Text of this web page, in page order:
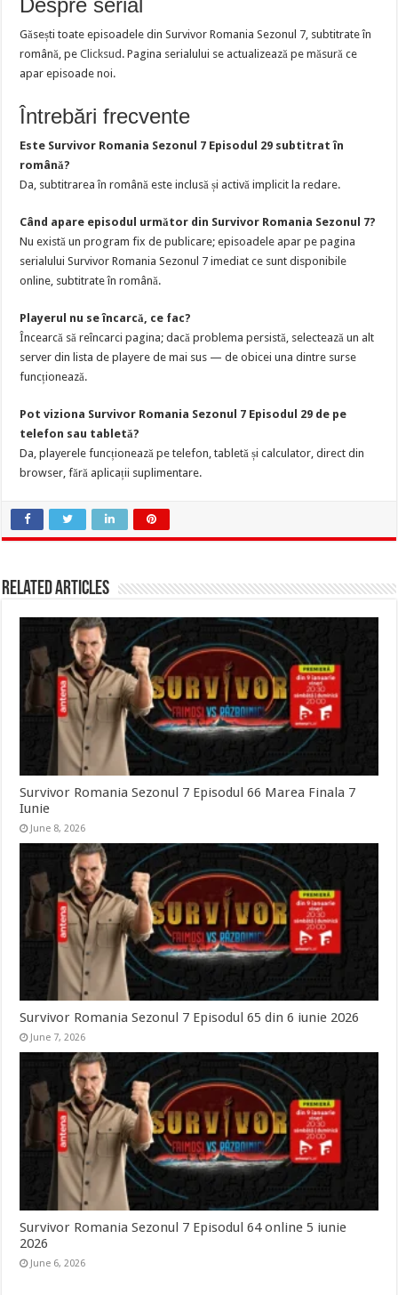
Despre serial
Găsești toate episoadele din Survivor Romania Sezonul 7, subtitrate în
română, peClicksud . Pagina serialului se actualizează pe măsură ce
apar episoade noi.
Întrebări frecvente
Este Survivor Romania Sezonul 7 Episodul 29 subtitrat în
română?
Da, subtitrarea în română este inclusă și activă implicit la redare.
Când apare episodul următor din Survivor Romania Sezonul 7?
Nu există un program fix de publicare; episoadele apar pe pagina
serialului Survivor Romania Sezonul 7 imediat ce sunt disponibile
online, subtitrate în română.
Playerul nu se încarcă, ce fac?
Încearcă să reîncarci pagina; dacă problema persistă, selectează un alt
server din lista de playere de mai sus — de obicei una dintre surse
funcționează.
Pot viziona Survivor Romania Sezonul 7 Episodul 29 de pe
telefon sau tabletă?
Da, playerele funcționează pe telefon, tabletă și calculator, direct din
browser, fără aplicații suplimentare.
Related Articles
Survivor Romania Sezonul 7 Episodul 66 Marea Finala 7
Iunie
June 8, 2026
Survivor Romania Sezonul 7 Episodul 65 din 6 iunie 2026
June 7, 2026
Survivor Romania Sezonul 7 Episodul 64 online 5 iunie
2026
June 6, 2026